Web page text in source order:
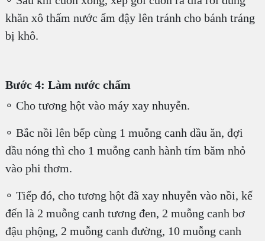
khăn xô thấm nước ẩm đậy lên tránh cho bánh tráng
bị khô.
Bước 4: Làm nước chấm
∘ Cho tương hột vào máy xay nhuyễn.
∘ Bắc nồi lên bếp cùng 1 muỗng canh dầu ăn, đợi
dầu nóng thì cho 1 muỗng canh hành tím băm nhỏ
vào phi thơm.
∘ Tiếp đó, cho tương hột đã xay nhuyễn vào nồi, kế
đến là 2 muỗng canh tương đen, 2 muỗng canh bơ
đậu phộng, 2 muỗng canh đường, 10 muỗng canh